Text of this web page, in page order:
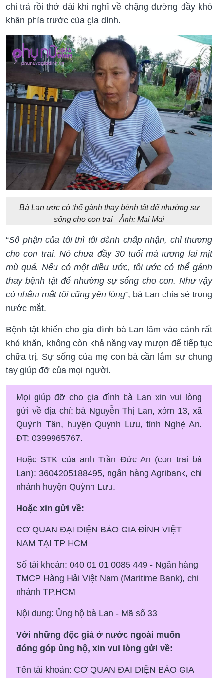
chi trả rồi thở dài khi nghĩ về chặng đường đầy khó
khăn phía trước của gia đình.
Bà Lan ước có thể gánh thay bệnh tật để nhường sự
sống cho con trai - Ảnh: Mai Mai
“Số phận của tôi thì tôi đành chấp nhận, chỉ thương
cho con trai. Nó chưa đầy 30 tuổi mà tương lai mịt
mù quá. Nếu có một điều ước, tôi ước có thể gánh
thay bệnh tật để nhường sự sống cho con. Như vậy
có nhắm mắt tôi cũng yên lòng”, bà Lan chia sẻ trong
nước mắt.
Bệnh tật khiến cho gia đình bà Lan lâm vào cảnh rất
khó khăn, không còn khả năng vay mượn để tiếp tục
chữa trị. Sự sống của mẹ con bà cần lắm sự chung
tay giúp đỡ của mọi người.
Mọi giúp đỡ cho gia đình bà Lan xin vui lòng
gửi về địa chỉ: bà Nguyễn Thị Lan, xóm 13, xã
Quỳnh Tân, huyện Quỳnh Lưu, tỉnh Nghệ An.
ĐT: 0399965767.
Hoặc STK của anh Trần Đức An (con trai bà
Lan): 3604205188495, ngân hàng Agribank, chi
nhánh huyện Quỳnh Lưu.
Hoặc xin gửi về:
CƠ QUAN ĐẠI DIỆN BÁO GIA ĐÌNH VIỆT
NAM TẠI TP HCM
Số tài khoản: 040 01 01 0085 449 - Ngân hàng
TMCP Hàng Hải Việt Nam (Maritime Bank), chi
nhánh TP.HCM
Nội dung: Ủng hộ bà Lan - Mã số 33
Với những độc giả ở nước ngoài muốn
đóng góp ủng hộ, xin vui lòng gửi về:
Tên tài khoản: CƠ QUAN ĐẠI DIỆN BÁO GIA